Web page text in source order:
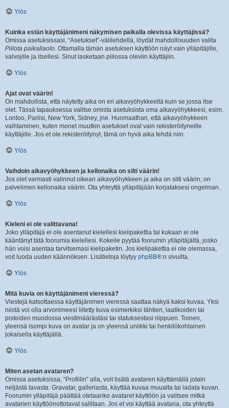
Ylös
Kuinka estän käyttäjänimeni näkymisen paikalla olevissa käyttäjissä?
Omissa asetuksissasi, “Asetukset”-välilehdellä, löydät mahdollisuuden valita
Piilota paikallaolo. Ottamalla tämän asetuksen käyttöön näyt vain ylläpitäjille,
valvojille ja itsellesi. Sinut lasketaan piilossa oleviin käyttäjiin.
Ylös
Ajat ovat väärin!
On mahdollista, että näytetty aika on eri aikavyöhykkeeltä kuin se jossa itse
olet. Tässä tapauksessa valitse omista asetuksista oma aikavyöhykkeesi, esim.
Lontoo, Pariisi, New York, Sidney, jne. Huomaathan, että aikavyöhykkeen
vaihtaminen, kuten monet muutkin asetukset ovat vain rekisteröityneille
käyttäjille. Jos et ole rekisteröitynyt, tämä on hyvä aika tehdä niin.
Ylös
Vaihdoin aikavyöhykkeen ja kellonaika on silti väärin!
Jos olet varmasti valinnut oikean aikavyöhykkeen ja aika on silti väärin, on
palvelimen kellonaika väärin. Ota yhteyttä ylläpitäjään korjataksesi ongelman.
Ylös
Kieleni ei ole valittavana!
Joko ylläpitäjä ei ole asentanut kielellesi kielipakettia tai kukaan ei ole
kääntänyt tätä foorumia kielellesi. Kokeile pyytää foorumin ylläpitäjältä, josko
hän voisi asentaa tarvitsemasi kielipaketin. Jos kielipakettia ei ole olemassa,
voit luoda uuden käännöksen. Lisätietoja löytyy phpBB®:n sivuilta.
Ylös
Mitä kuvia on käyttäjänimeni vieressä?
Viestejä katsottaessa käyttäjänimen vieressä saattaa näkyä kaksi kuvaa. Yksi
niistä voi olla arvonimeesi liitetty kuva esimerkiksi tähtien, laatikoiden tai
pisteiden muodossa viestimäärästäsi tai statuksestasi riippuen. Toinen,
yleensä isompi kuva on avatar ja on yleensä uniikki tai henkilökohtainen
jokaisella käyttäjällä.
Ylös
Miten asetan avataren?
Omissa asetuksissa, “Profiilin” alla, voit lisätä avataren käyttämällä jotain
neljästä tavasta: Gravatar, galleriasta, käyttää kuvaa muualta tai ladata kuvan.
Foorumin ylläpitäjä päättää otetaanko avataret käyttöön ja valitsee mitkä
avatarien käyttöönottotavat sallitaan. Jos et voi käyttää avataria, ota yhteyttä